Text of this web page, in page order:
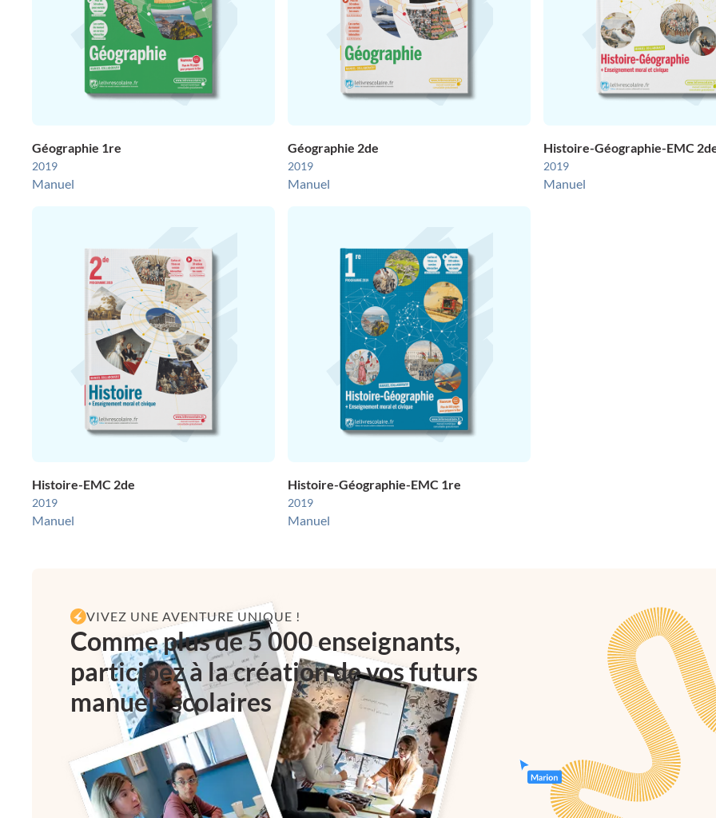
Géographie 1re
2019
Manuel
Géographie 2de
2019
Manuel
Histoire-Géographie-EMC
2019
Manuel
Histoire-EMC 2de
2019
Manuel
Histoire-Géographie-EMC 1re
2019
Manuel
VIVEZ UNE AVENTURE UNIQUE !
Comme plus de 5 000 enseignants,
participez à la création de vos futurs
manuels scolaires